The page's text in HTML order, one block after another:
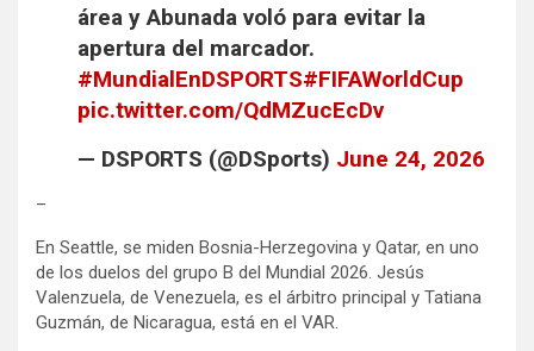
área y Abunada voló para evitar la
apertura del marcador.
#MundialEnDSPORTS#FIFAWorldCup
pic.twitter.com/QdMZucEcDv
— DSPORTS (@DSports) June 24, 2026
–
En Seattle, se miden Bosnia-Herzegovina y Qatar, en uno
de los duelos del grupo B del Mundial 2026. Jesús
Valenzuela, de Venezuela, es el árbitro principal y Tatiana
Guzmán, de Nicaragua, está en el VAR.